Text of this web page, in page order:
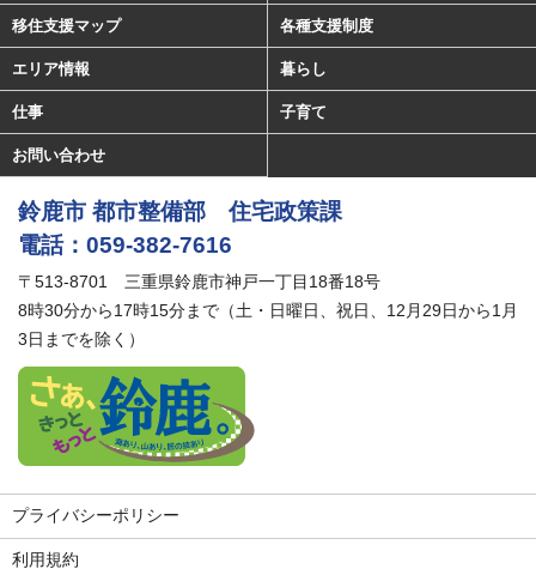
移住支援マップ 各種支援制度
エリア情報 暮らし
仕事 子育て
お問い合わせ
鈴鹿市 都市整備部 住宅政策課
電話：059-382-7616
〒513-8701 三重県鈴鹿市神戸一丁目18番18号
8時30分から17時15分まで（土・日曜日、祝日、12月29日から1月
3日までを除く）
プライバシーポリシー
利用規約